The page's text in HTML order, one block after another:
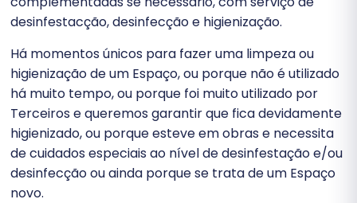
desinfestacção, desinfecção e higienização.
Há momentos únicos para fazer uma limpeza ou
higienização de um Espaço, ou porque não é utilizado
há muito tempo, ou porque foi muito utilizado por
Terceiros e queremos garantir que fica devidamente
higienizado, ou porque esteve em obras e necessita
de cuidados especiais ao nível de desinfestação e/ou
desinfecção ou ainda porque se trata de um Espaço
novo.